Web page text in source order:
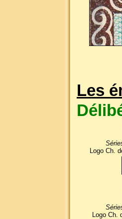
Les
Logo Ch.
Logo Ch.